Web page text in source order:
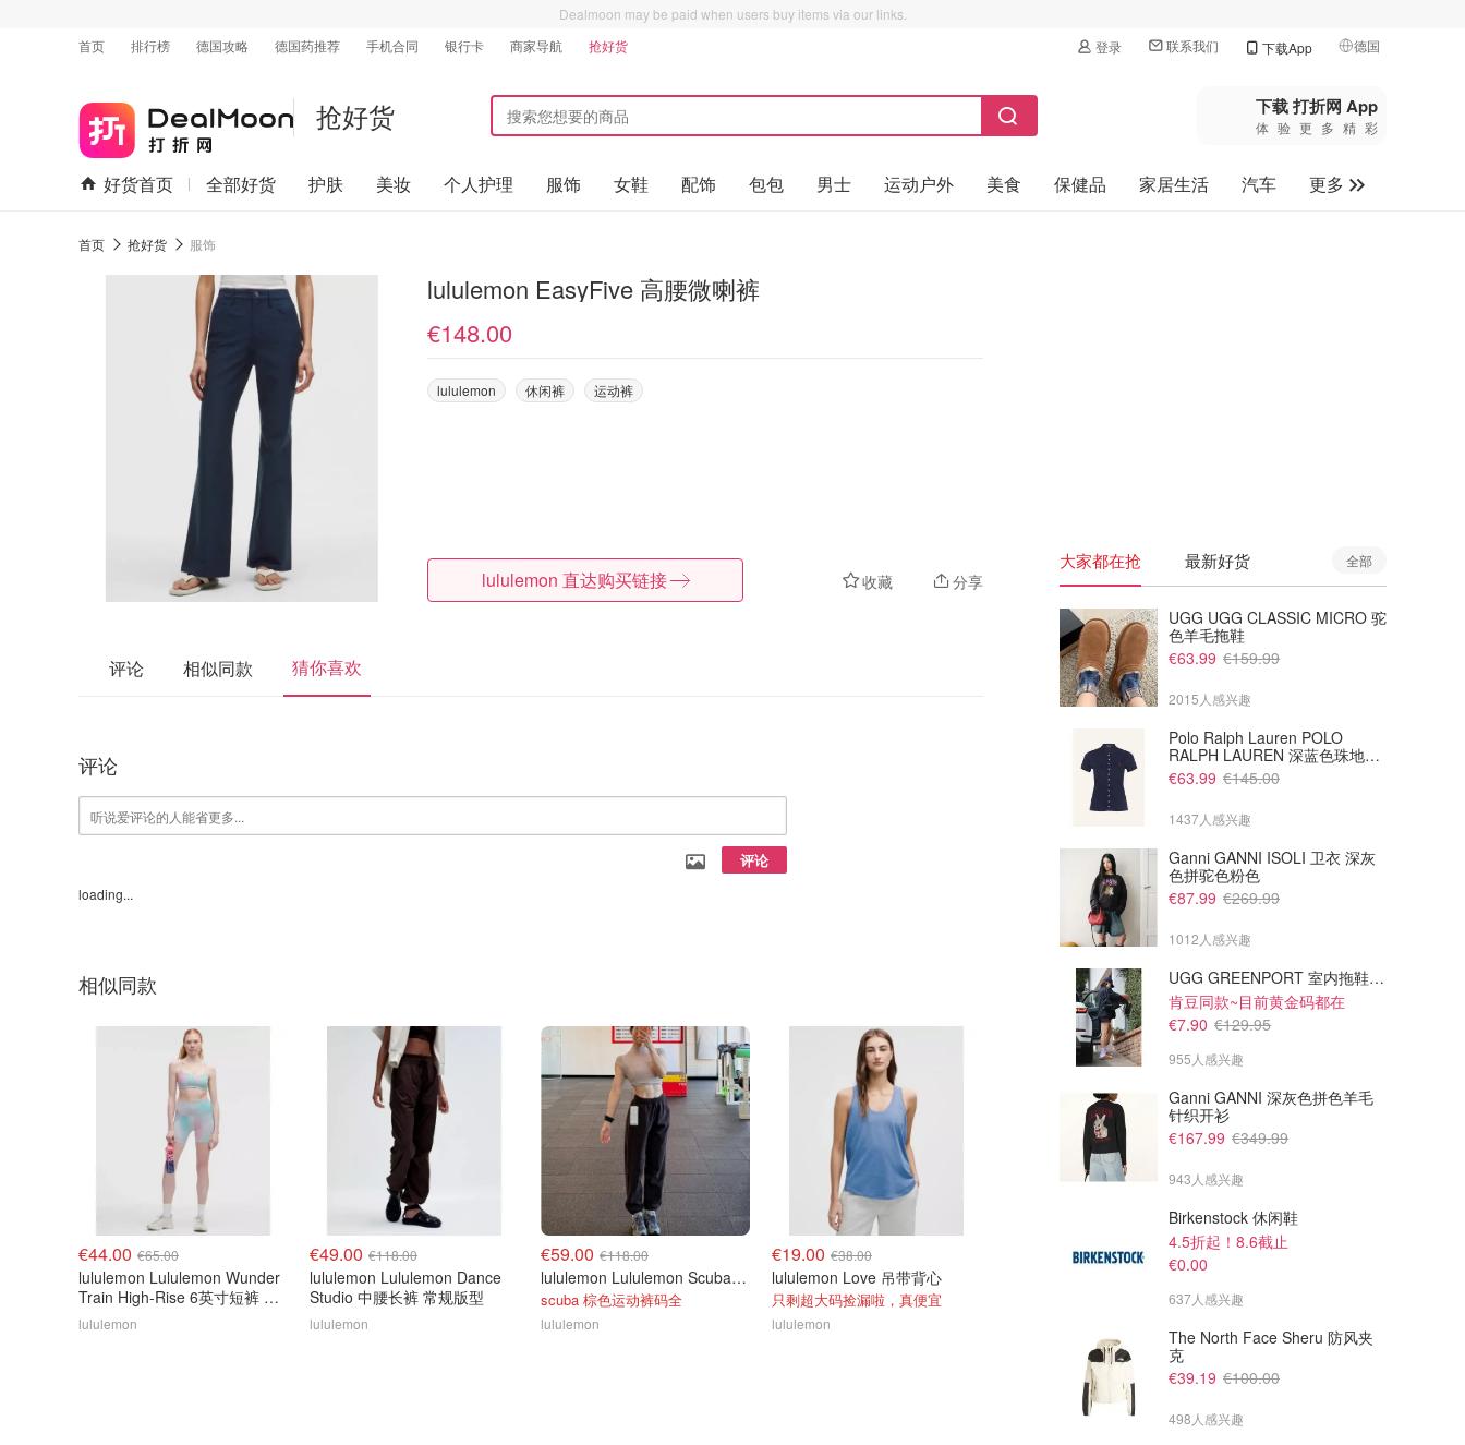
Dealmoon may be paid when users buy items via our links.
首页
排行榜 德国攻略 德国药推荐 手机合同 银行卡 商家导航 抢好货 登录 联系我们 下载App 德国
🇺🇸美国
🇨🇳中国
🇨🇦加拿大
抢好货 下载 打折网 App
体验更多精彩
好货首页 全部好货 护肤 美妆 个人护理 服饰 女鞋 配饰 包包 男士 运动户外 美食 保健品 家居生活 汽车
更多
首页 抢好货 服饰
lululemon EasyFive 高腰微喇裤
€148.00
lululemon 休闲裤 运动裤
收藏 分享
lululemon 直达购买链接
评论 相似同款 猜你喜欢
评论
评论
loading...
相似同款
€44.00 €65.00
lululemon Lululemon Wunder
Train High-Rise 6英寸短裤 彩
虹
lululemon
€49.00 €118.00
lululemon Lululemon Dance
Studio 中腰长裤 常规版型
lululemon
€59.00 €118.00
lululemon Lululemon Scuba 中腰短款宽松运动裤
scuba 棕色运动裤码全
lululemon
€19.00 €38.00
lululemon Love 吊带背心
只剩超大码捡漏啦，真便宜
lululemon
€118.00
lululemon Groove Nulu 高腰微
€64.00
腰口袋裤 25英寸
大家都在抢 最新好货 全部
UGG UGG CLASSIC MICRO 驼
色羊毛拖鞋
€63.99 €159.99
2015人感兴趣
Polo Ralph Lauren POLO
RALPH LAUREN 深蓝色珠地布
Polo衫
€63.99 €145.00
1437人感兴趣
Ganni GANNI ISOLI 卫衣 深灰
色拼驼色粉色
€87.99 €269.99
1012人感兴趣
UGG GREENPORT 室内拖鞋 棕色
肯豆同款~目前黄金码都在
€7.90 €129.95
955人感兴趣
Ganni GANNI 深灰色拼色羊毛
针织开衫
€167.99 €349.99
943人感兴趣
Birkenstock 休闲鞋
4.5折起！8.6截止
€0.00
637人感兴趣
The North Face Sheru 防风夹
克
€39.19 €100.00
498人感兴趣